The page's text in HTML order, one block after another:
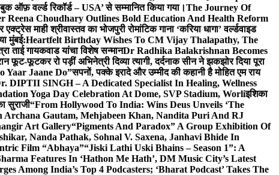
ऑफ़ वर्ल्ड रिकॉर्ड – USA’ से सम्मानित किया गया।The Journey Of
Choudhary Outlines Bold Education And Health Reform
माही श्रीवास्तव का भोजपुरी रोमांटिक गाना ‘करिया धागा’ वर्ल्डवाइड
मुंबई:Heartfelt Birthday Wishes To CM Vijay Thalapathy, The
ताई गायकवाड यांचा विशेष सन्मानDr Radhika Balakrishnan Becomes
फूट-फूटकर रो पड़ीं अभिनेत्री दिव्या त्यागी, दर्दनाक सीन ने झकझोर दिया पूरा
Yaar Jaane Do”सपनों, पक्के इरादे और उम्मीद की कहानी है मोहित एम राय
DIPTII SINGH – A Dedicated Specialist In Healing, Wellness
Yoga Day Celebration At Dome, SVP Stadium, Worliइशिका
सुराजी“From Hollywood To India: Wins Deus Unveils ‘The
Gautam, Mehjabeen Khan, Nandita Puri And RJ
Art Gallery“Pigments And Paradox” A Group Exhibition Of
Nanda Pathak, Sohnal V. Saxena, Janhavi Bhide In
Film “Abhaya”“Jiski Lathi Uski Bhains – Season 1”: A
Features In ‘Hathon Me Hath’, DM Music City’s Latest
Among India’s Top 4 Podcasters; ‘Bharat Podcast’ Takes The